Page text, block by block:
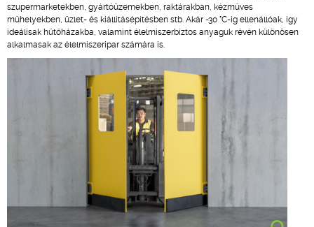
szupermarketekben, gyártóüzemekben, raktárakban, kézműves
műhelyekben, üzlet- és kiállításépítésben stb. Akár -30 °C-ig ellenállóak, így
ideálisak hűtőházakba, valamint élelmiszerbiztos anyaguk révén különösen
alkalmasak az élelmiszeripar számára is.